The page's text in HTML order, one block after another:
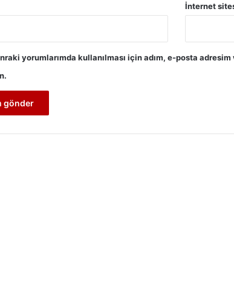
İnternet
yorumlarımda kullanılması için adım, e-posta